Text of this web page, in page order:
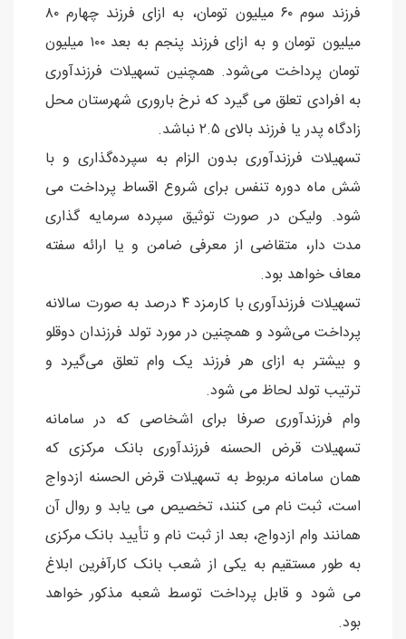
فرزند سوم ۶۰ میلیون تومان، به ازای فرزند چهارم ۸۰
میلیون تومان و به ازای فرزند پنجم به بعد ۱۰۰ میلیون
تومان پرداخت می‌شود. همچنین تسهیلات فرزندآوری
به افرادی تعلق می گیرد که نرخ باروری شهرستان محل
زادگاه پدر یا فرزند بالای ۲.۵ نباشد.
تسهیلات فرزندآوری بدون الزام به سپرده‌گذاری و با
شش ماه دوره تنفس برای شروع اقساط پرداخت می
شود. ولیکن در صورت توثیق سپرده سرمایه گذاری
مدت دار، متقاضی از معرفی ضامن و یا ارائه سفته
معاف خواهد بود.
تسهیلات فرزندآوری با کارمزد ۴ درصد به صورت سالانه
پرداخت می‌شود و همچنین در مورد تولد فرزندان دوقلو
و بیشتر به ازای هر فرزند یک وام تعلق می‌گیرد و
ترتیب تولد لحاظ می‌ شود.
وام فرزندآوری صرفا برای اشخاصی که در سامانه
تسهیلات قرض الحسنه فرزندآوری بانک مرکزی که
همان سامانه مربوط به تسهیلات قرض الحسنه ازدواج
است، ثبت نام می کنند، تخصیص می یابد و روال آن
همانند وام ازدواج، بعد از ثبت نام و تأیید بانک مرکزی
به طور مستقیم به یکی از شعب بانک کارآفرین ابلاغ
می شود و قابل پرداخت توسط شعبه مذکور خواهد
بود.